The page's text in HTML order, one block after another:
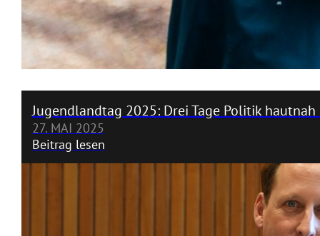
Jugendlandtag 2025: Drei Tage Politik
27. MAI 2025
Beitrag lesen